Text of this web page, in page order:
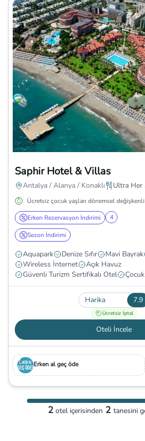
Saphir Hotel & Villas
Antalya / Alanya / Konaklı Ultra Her
Ücretsiz çocuk yaşları dönemsel
Erken Rezervasyon İndirimi 4
Sezon İndirimi
Aquapark Denize Sıfır Mavi Bayrak
Wireless İnternet
Açık Havuz
Güvenli Turizm Sertifikalı Otel
Harika 7.9
Ücretsiz İptal
Oteli İncele
Erken al geç öde
2 oteliçerisinden 2 tanesini